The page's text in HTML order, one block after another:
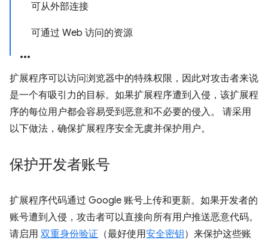
可从外部连接
可通过 Web 访问的资源
扩展程序可以访问浏览器中的特殊权限，因此对攻击者来说
是一个有吸引力的目标。如果扩展程序遭到入侵，该扩展程
序的每位用户都会容易受到恶意和不必要的侵入。 请采用
以下做法，确保扩展程序安全无虞并保护用户。
保护开发者账号
扩展程序代码通过 Google 账号上传和更新。如果开发者的
账号遭到入侵，攻击者可以直接向所有用户推送恶意代码。
请启用 双重身份验证 （最好使用安全密钥）来保护这些账